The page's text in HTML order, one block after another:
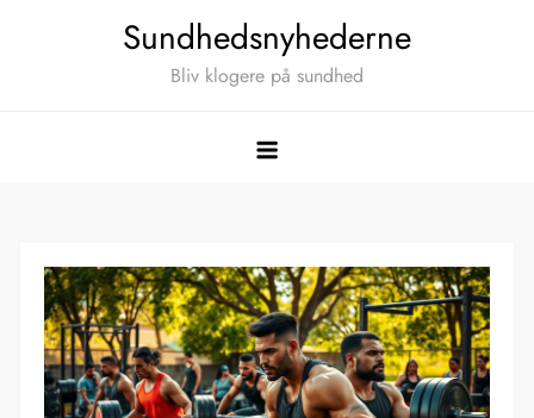
Sundhedsnyhederne
Bliv klogere på sundhed